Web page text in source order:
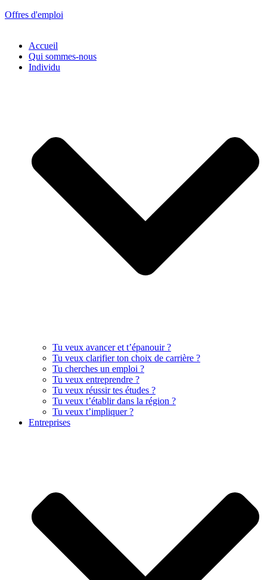
Offres d'emploi
Accueil
Qui sommes-nous
Individu
Tu veux avancer et t’épanouir ?
Tu veux clarifier ton choix de carrière ?
Tu cherches un emploi ?
Tu veux entreprendre ?
Tu veux réussir tes études ?
Tu veux t’établir dans la région ?
Tu veux t’impliquer ?
Entreprises